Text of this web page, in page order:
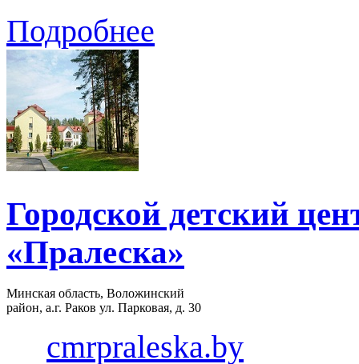
Подробнее
Городской детский
«Пралеска»
Минская область, Воложинский
район, а.г. Раков ул. Парковая, д. 30
cmrpraleska.by